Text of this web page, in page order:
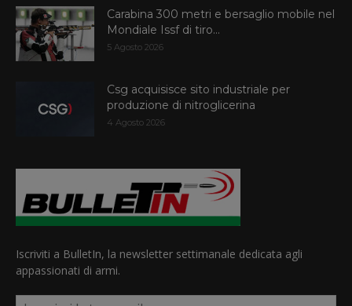
Carabina 300 metri e bersaglio mobile nel
Mondiale Issf di tiro...
5 Agosto 2026
Csg acquisisce sito industriale per
produzione di nitroglicerina
4 Agosto 2026
Iscriviti a BulletIn, la newsletter settimanale dedicata agli
appassionati di armi.